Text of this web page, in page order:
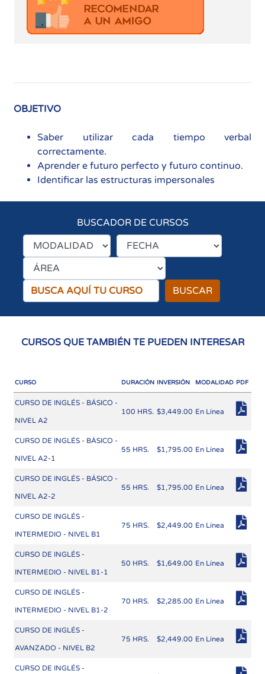
OBJETIVO
Saber utilizar cada tiempo verbal
correctamente.
Aprender e futuro perfecto y futuro continuo.
Identificar las estructuras impersonales
BUSCADOR DE CURSOS
BUSCAR
CURSOS QUE TAMBIÉN TE PUEDEN INTERESAR
CURSO DURACIÓN INVERSIÓN MODALIDAD PDF
CURSO DE INGLÉS - BÁSICO -
NIVEL A2
100 HRS. $3,449.00 En Línea
CURSO DE INGLÉS - BÁSICO -
NIVEL A2-1
55 HRS. $1,795.00 En Línea
CURSO DE INGLÉS - BÁSICO -
NIVEL A2-2
55 HRS. $1,795.00 En Línea
CURSO DE INGLÉS -
INTERMEDIO - NIVEL B1
75 HRS. $2,449.00 En Línea
CURSO DE INGLÉS -
INTERMEDIO - NIVEL B1-1
50 HRS. $1,649.00 En Línea
CURSO DE INGLÉS -
INTERMEDIO - NIVEL B1-2
70 HRS. $2,285.00 En Línea
CURSO DE INGLÉS -
AVANZADO - NIVEL B2
75 HRS. $2,449.00 En Línea
CURSO DE INGLÉS -